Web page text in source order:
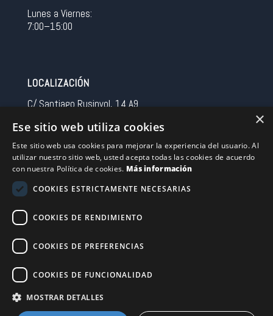
Lunes a Viernes:
7:00–15:00
LOCALIZACIÓN
C/ Santiago Rusinyol, 14 A9
Spain
CONTACTO
Tel 0034 93 713 37 30
sermovil@sertronic.es
Acceso intranet para representantes
×
Ese sitio web utiliza cookies
Este sitio web usa cookies para mejorar la experiencia del usuario. Al
utilizar nuestro sitio web, usted acepta todas las cookies de acuerdo
con nuestra Política de cookies. Más información
COOKIES ESTRICTAMENTE NECESARIAS
COOKIES DE RENDIMIENTO
COOKIES DE PREFERENCIAS
COOKIES DE FUNCIONALIDAD
MOSTRAR DETALLES